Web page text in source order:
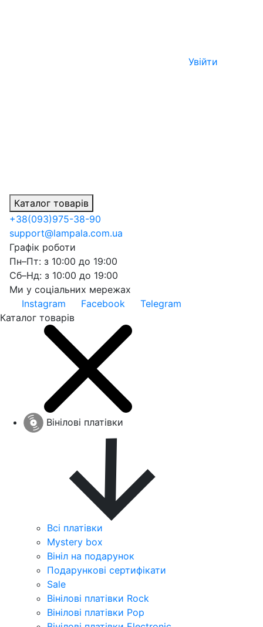
Увійти
Каталог товарів
+38(093)975-38-90
support@lampala.com.ua
Графік роботи
Пн–Пт: з 10:00 до 19:00
Сб–Нд: з 10:00 до 19:00
Ми у соціальних мережах
Instagram
Facebook
Telegram
Каталог товарів
Вінілові платівки
Всі платівки
Mystery box
Вініл на подарунок
Подарункові сертифікати
Sale
Вінілові платівки Rock
Вінілові платівки Pop